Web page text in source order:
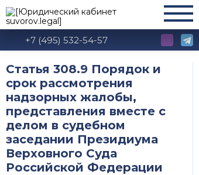
+7 (495) 532-54-57
Статья 308.9 Порядок и
срок рассмотрения
надзорных жалобы,
представления вместе с
делом в судебном
заседании Президиума
Верховного Суда
Российской Федерации